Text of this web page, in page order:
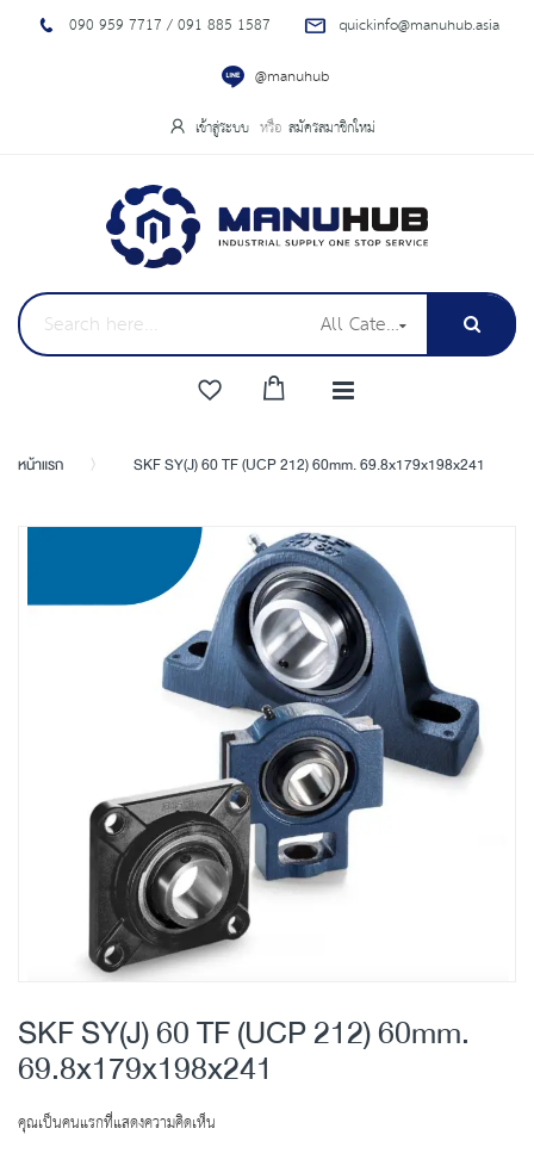
090 959 7717 / 091 885 1587
quickinfo@manuhub.asia
@manuhub
เข้าสู่ระบบ สมัครสมาชิกใหม่
All Categories
หน้าแรก SKF SY(J) 60 TF (UCP 212) 60mm. 69.8x179x198x241
Skip
to
the
end
of
the
images
gallery
to
the
beginning
SKF SY(J) 60 TF (UCP 212) 60mm.
69.8x179x198x241
คุณเป็นคนแรกที่แสดงความคิดเห็น